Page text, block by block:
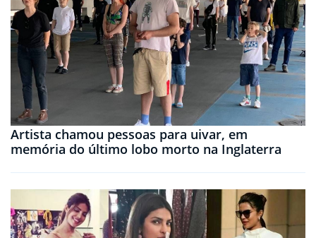
Artista chamou pessoas para uivar, em
memória do último lobo morto na Inglaterra